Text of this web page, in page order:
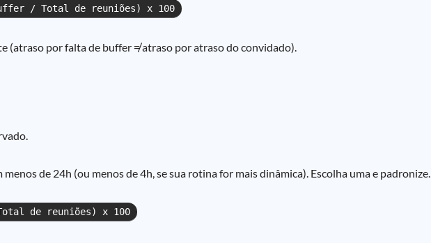
/ Total de reuniões) x 100
(atraso por falta de buffer ≠ atraso por atraso do convidado).
menos de 24h (ou menos de 4h, se sua rotina for mais dinâmica). Escolha uma e padronize.
de reuniões) x 100